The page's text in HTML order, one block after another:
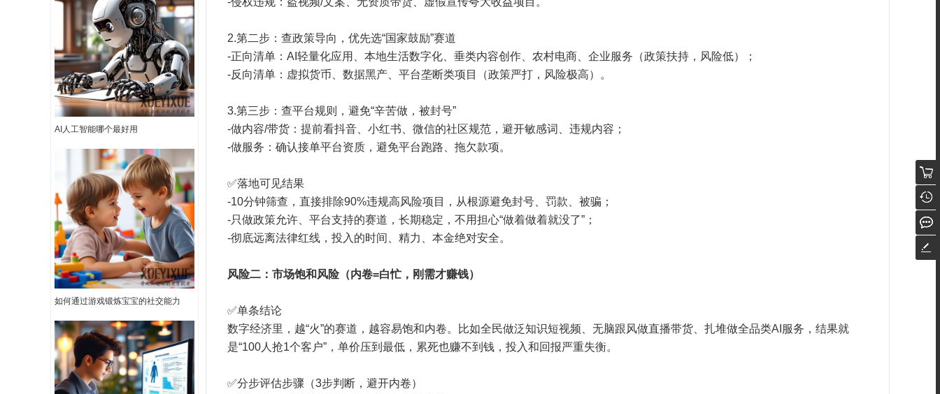
AI人工智能哪个最好用
如何通过游戏锻炼宝宝的社交能力
2.第二步：查政策导向，优先选“国家鼓励”赛道
-正向清单：AI轻量化应用、本地生活数字化、垂类内容创作、农村电商、企业服务（政策扶持，风险低）；
-反向清单：虚拟货币、数据黑产、平台垄断类项目（政策严打，风险极高）。
3.第三步：查平台规则，避免“辛苦做，被封号”
-做内容/带货：提前看抖音、小红书、微信的社区规范，避开敏感词、违规内容；
-做服务：确认接单平台资质，避免平台跑路、拖欠款项。
✅落地可见结果
-10分钟筛查，直接排除90%违规高风险项目，从根源避免封号、罚款、被骗；
-只做政策允许、平台支持的赛道，长期稳定，不用担心“做着做着就没了”；
-彻底远离法律红线，投入的时间、精力、本金绝对安全。
风险二：市场饱和风险（内卷=白忙，刚需才赚钱）
✅单条结论
数字经济里，越“火”的赛道，越容易饱和内卷。比如全民做泛知识短视频、无脑跟风做直播带货、扎堆做全品类AI服务，结果就
是“100人抢1个客户”，单价压到最低，累死也赚不到钱，投入和回报严重失衡。
✅分步评估步骤（3步判断，避开内卷）